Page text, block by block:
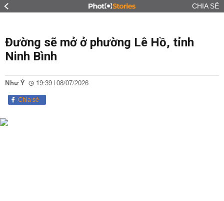
CHIA SẺ
Đường sẽ mở ở phường Lê Hồ, tỉnh
Ninh Bình
Như Ý 19:39 | 08/07/2026
Chia sẻ